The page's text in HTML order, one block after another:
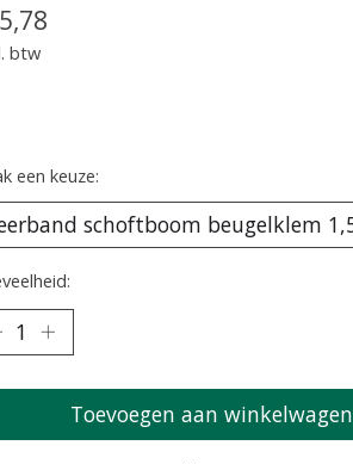
btw
een keuze:
Toevoegen aan winkelwagen